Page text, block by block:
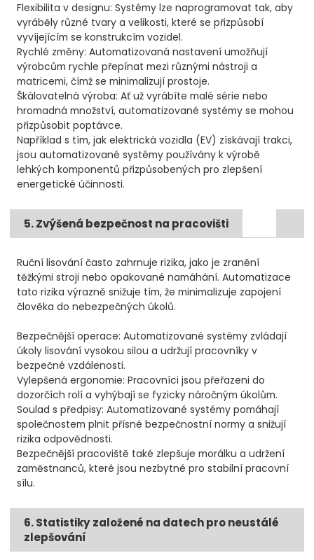
Flexibilita v designu: Systémy lze naprogramovat tak, aby
vyráběly různé tvary a velikosti, které se přizpůsobí
vyvíjejícím se konstrukcím vozidel.
Rychlé změny: Automatizovaná nastavení umožňují
výrobcům rychle přepínat mezi různými nástroji a
matricemi, čímž se minimalizují prostoje.
Škálovatelná výroba: Ať už vyrábíte malé série nebo
hromadná množství, automatizované systémy se mohou
přizpůsobit poptávce.
Například s tím, jak elektrická vozidla (EV) získávají trakci,
jsou automatizované systémy používány k výrobě
lehkých komponentů přizpůsobených pro zlepšení
energetické účinnosti.
5. Zvýšená bezpečnost na pracovišti
Ruční lisování často zahrnuje rizika, jako je zranění
těžkými stroji nebo opakované namáhání. Automatizace
tato rizika výrazně snižuje tím, že minimalizuje zapojení
člověka do nebezpečných úkolů.
Bezpečnější operace: Automatizované systémy zvládají
úkoly lisování vysokou silou a udržují pracovníky v
bezpečné vzdálenosti.
Vylepšená ergonomie: Pracovníci jsou přeřazeni do
dozorčích rolí a vyhýbají se fyzicky náročným úkolům.
Soulad s předpisy: Automatizované systémy pomáhají
společnostem plnit přísné bezpečnostní normy a snižují
rizika odpovědnosti.
Bezpečnější pracoviště také zlepšuje morálku a udržení
zaměstnanců, které jsou nezbytné pro stabilní pracovní
sílu.
6. Statistiky založené na datech pro neustálé
zlepšování